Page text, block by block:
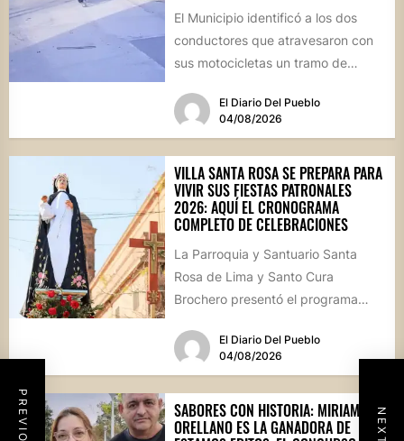
El Municipio identificó a los dos
conductores que atravesaron con
sus motocicletas un tramo de
calle...
El Diario Del Pueblo
04/08/2026
VILLA SANTA ROSA SE PREPARA PARA
VIVIR SUS FIESTAS PATRONALES
2026: AQUÍ EL CRONOGRAMA
COMPLETO DE CELEBRACIONES
La Parroquia y Santuario Santa
Rosa de Lima y Santo Cura
Brochero presentó el programa
El Diario Del Pueblo
04/08/2026
SABORES CON HISTORIA: MIRIAM
ORELLANO ES LA GANADORA DE